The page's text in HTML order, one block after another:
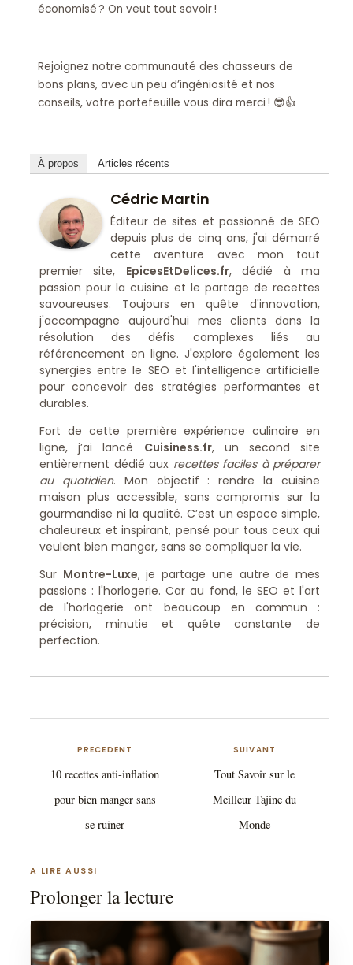
économisé ? On veut tout savoir !
Rejoignez notre communauté des chasseurs de
bons plans, avec un peu d’ingéniosité et nos
conseils, votre portefeuille vous dira merci ! 😎👍
À propos Articles récents
Cédric Martin
Éditeur de sites et passionné de SEO
depuis plus de cinq ans, j'ai démarré
cette aventure avec mon tout
premier site, EpicesEtDelices.fr, dédié à ma
passion pour la cuisine et le partage de recettes
savoureuses. Toujours en quête d'innovation,
j'accompagne aujourd'hui mes clients dans la
résolution des défis complexes liés au
référencement en ligne. J'explore également les
synergies entre le SEO et l'intelligence artificielle
pour concevoir des stratégies performantes et
durables.
Fort de cette première expérience culinaire en
ligne, j’ai lancé Cuisiness.fr, un second site
entièrement dédié aux recettes faciles à préparer
au quotidien. Mon objectif : rendre la cuisine
maison plus accessible, sans compromis sur la
gourmandise ni la qualité. C’est un espace simple,
chaleureux et inspirant, pensé pour tous ceux qui
veulent bien manger, sans se compliquer la vie.
Sur Montre-Luxe, je partage une autre de mes
passions : l'horlogerie. Car au fond, le SEO et l'art
de l'horlogerie ont beaucoup en commun :
précision, minutie et quête constante de
perfection.
PRECEDENT
10 recettes anti-inflation
pour bien manger sans
se ruiner
SUIVANT
Tout Savoir sur le
Meilleur Tajine du
Monde
A LIRE AUSSI
Prolonger la lecture